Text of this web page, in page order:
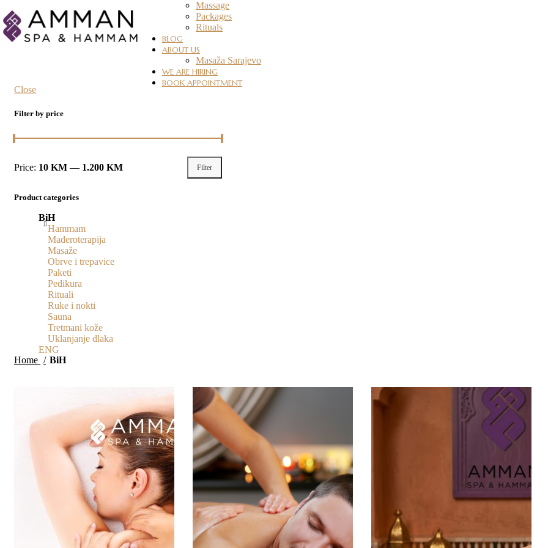
Massage
Packages
Rituals
BLOG
ABOUT US
Masaža Sarajevo
WE ARE HIRING
BOOK APPOINTMENT
Close
Filter by price
Filter
Price: 10 KM — 1.200 KM
Product categories
BiH
Hammam
Maderoterapija
Masaže
Obrve i trepavice
Paketi
Pedikura
Rituali
Ruke i nokti
Sauna
Tretmani kože
Uklanjanje dlaka
ENG
Home
BiH